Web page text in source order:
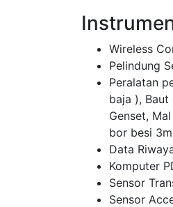
Wireless
Pelindung
Peralatan
baja ),
Genset,
bor besi
Data
Komputer
Sensor
Sensor